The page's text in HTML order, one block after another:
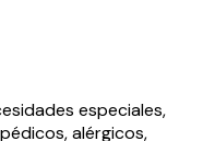
especiales,
alérgicos,